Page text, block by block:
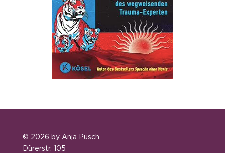
© 2026 by Anja Pusch
Dürerstr. 105